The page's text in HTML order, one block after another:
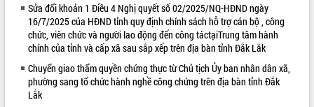
Sửa đổi khoản 1 Điều 4 Nghị quyết số 02/2025/NQ-HĐND ngày
16/7/2025 của HĐND tỉnh quy định chính sách hỗ trợ cán bộ , công
chức, viên chức và người lao động đến công táctạiTrung tâm hành
chính của tỉnh và cấp xã sau sắp xếp trên địa bàn tỉnh Đắk Lắk
Chuyển giao thẩm quyền chứng thực từ Chủ tịch Ủy ban nhân dân xã,
phường sang tổ chức hành nghề công chứng trên địa bàn tỉnh Đắk
Lắk